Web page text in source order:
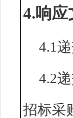
4.响
4.1
4.2
招标采